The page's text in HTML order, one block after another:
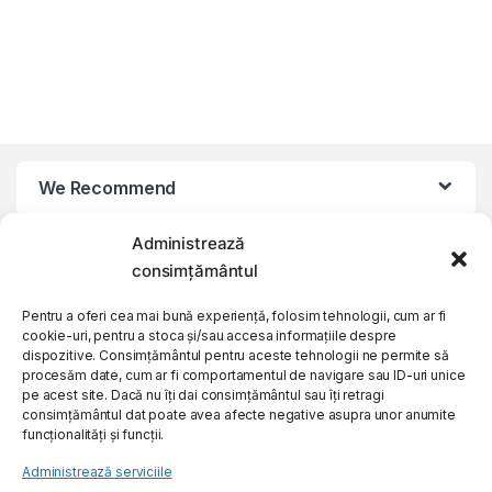
Administrează
consimțământul
Pentru a oferi cea mai bună experiență, folosim tehnologii, cum ar fi
cookie-uri, pentru a stoca și/sau accesa informațiile despre
dispozitive. Consimțământul pentru aceste tehnologii ne permite să
procesăm date, cum ar fi comportamentul de navigare sau ID-uri unice
pe acest site. Dacă nu îți dai consimțământul sau îți retragi
consimțământul dat poate avea afecte negative asupra unor anumite
funcționalități și funcții.
Administrează serviciile
We Recommend
My Account
Customer Care
About Us